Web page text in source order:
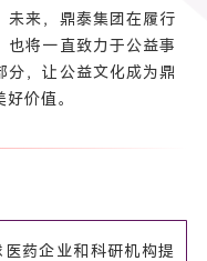
未来，鼎泰集团在履行
也将一直致力于公益事
分，让公益文化成为鼎
价值。
药企业和科研机构提